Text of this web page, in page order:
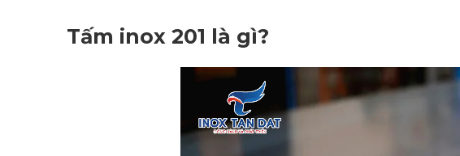
Tấm inox 201 là gì?